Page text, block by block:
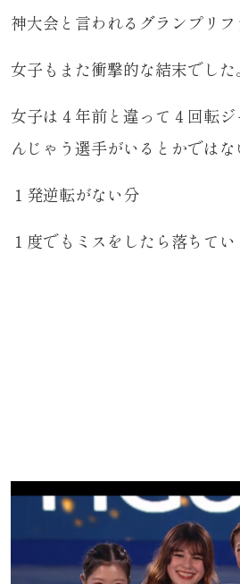
神大会と言われるグランプリ
女子もまた衝撃的な結末でした。
女子は４年前と違って４回転
んじゃう選手がいるとかでは
１発逆転がない分
１度でもミスをしたら落ちてい